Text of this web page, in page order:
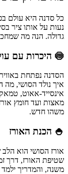
כל סדנה היא עולם
נעות על אותו ציר
גדולה. הנה מה
🍥 היכרות עם
הסדנה נפתחת
איך נולד הסושי, מה
אינסייד-אאוט,
מאצות ועד חומץ
משהו חדש.
🍚 הכנת האורז
אורז הסושי הוא
שטיפת האורז, דרך
משנה, והמדריך ילמד